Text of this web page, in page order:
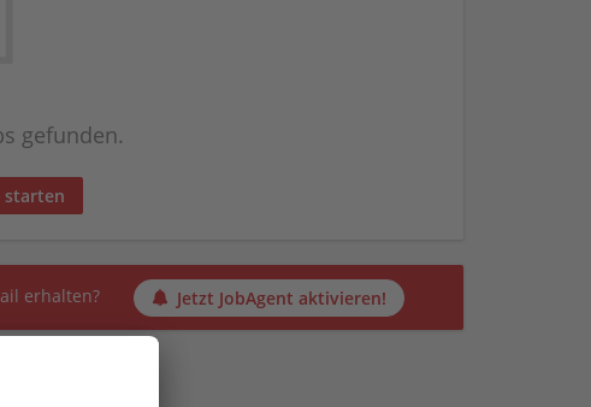
gefunden.
starten
erhalten? Jetzt JobAgent aktivieren!